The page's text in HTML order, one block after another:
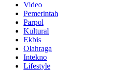
Video
Pemerintah
Parpol
Kultural
Ekbis
Olahraga
Intekno
Lifestyle